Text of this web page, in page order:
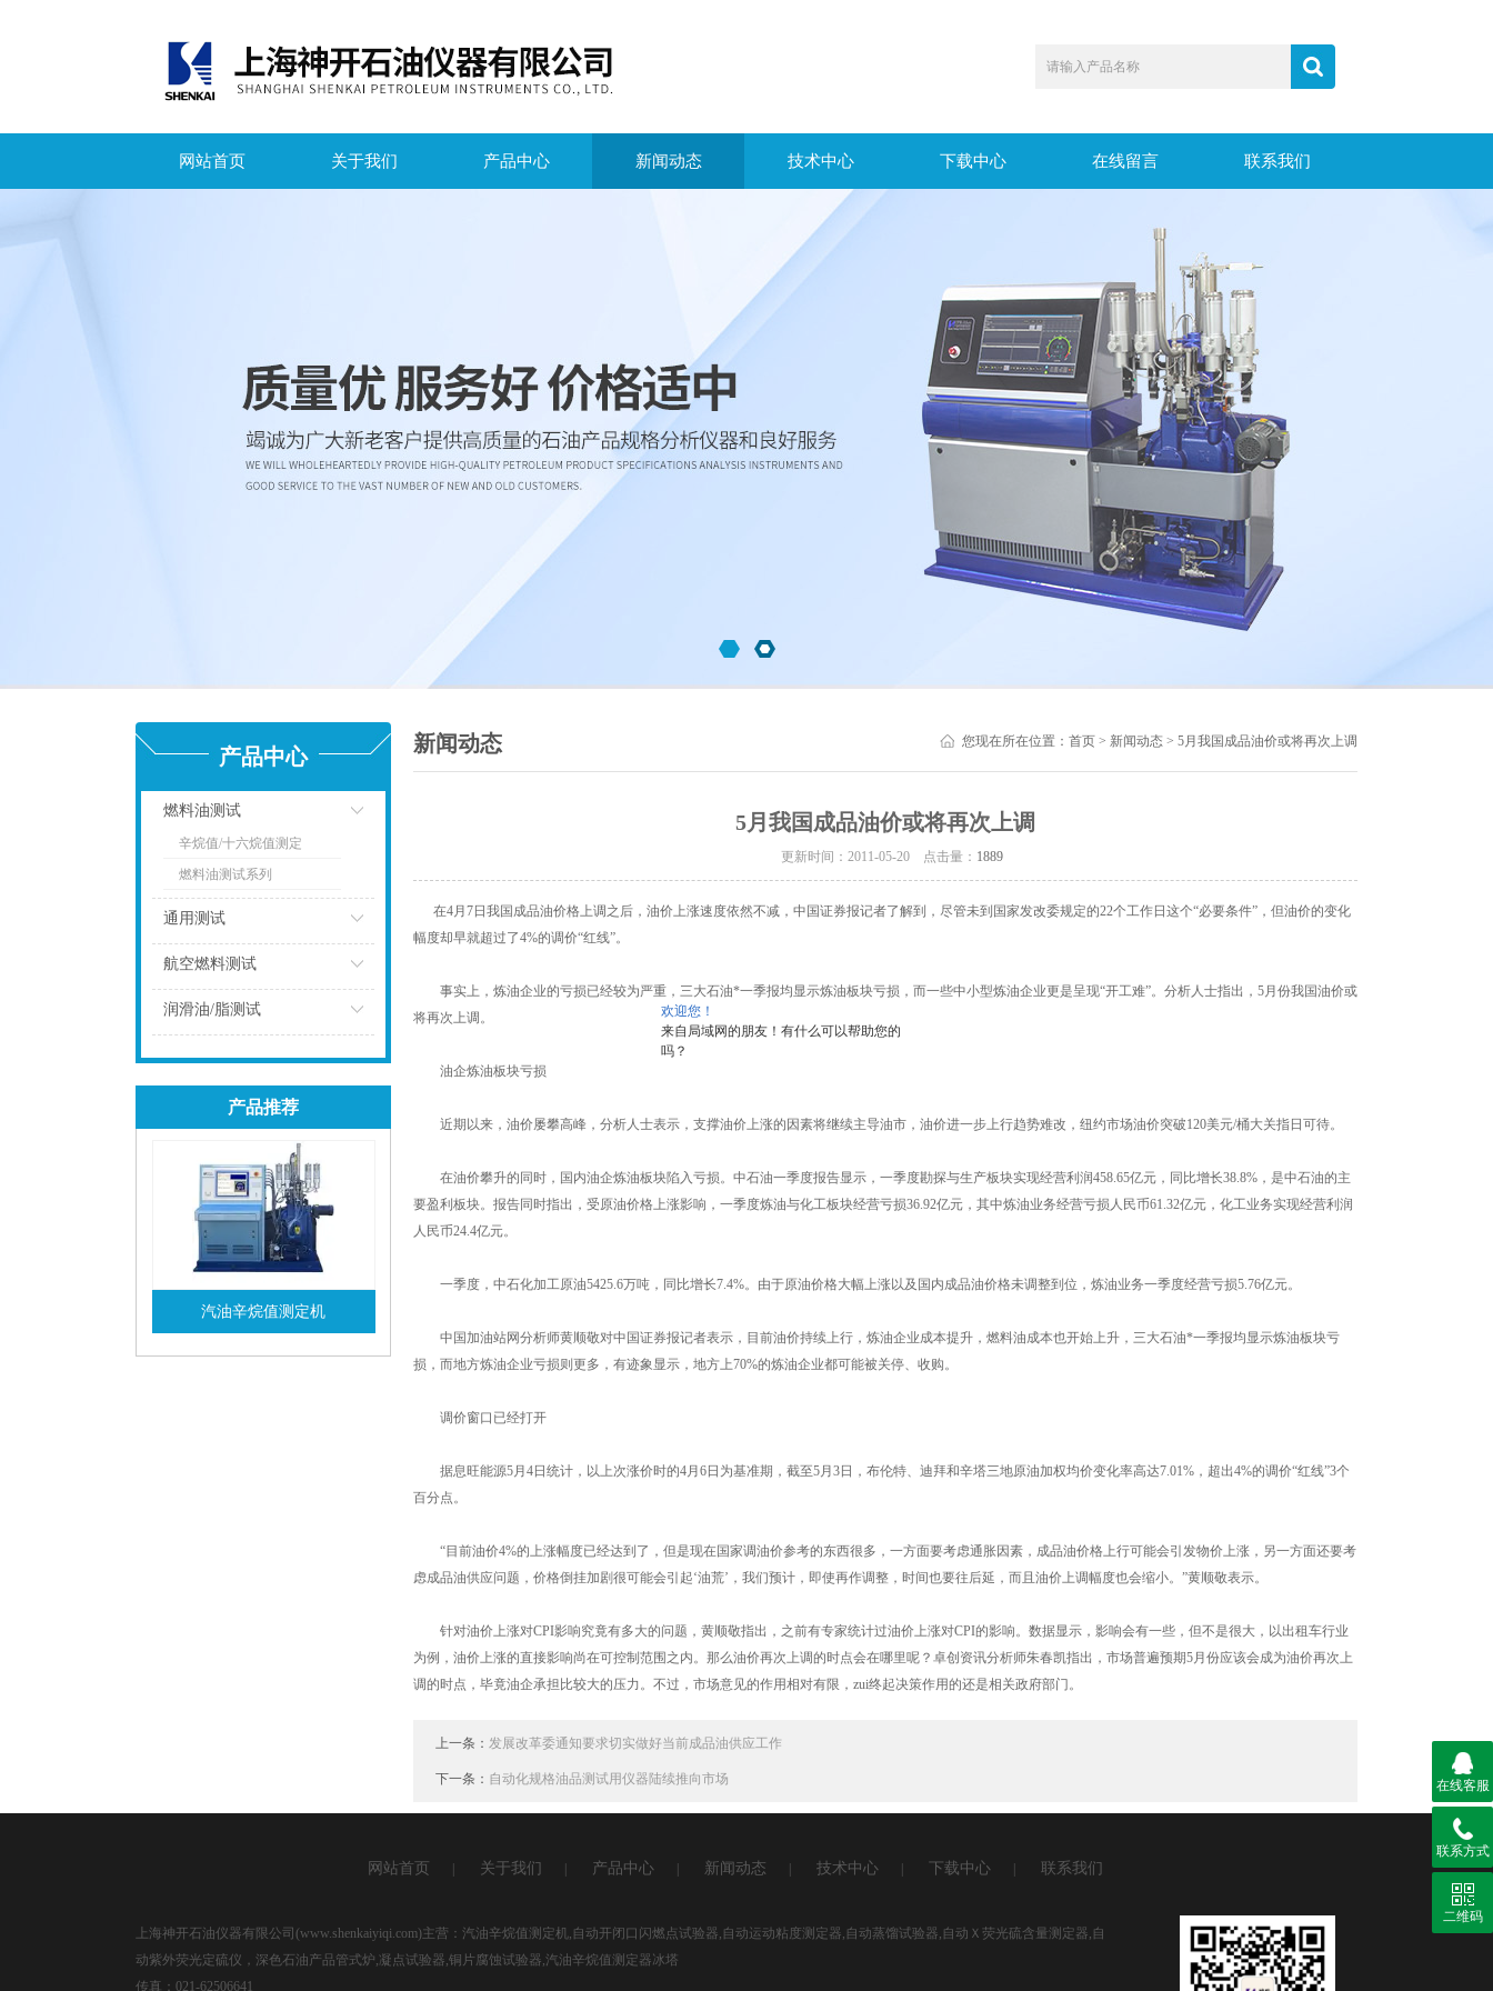
欢迎您！
来自局域网的朋友！有什么可以帮助您的
吗？
网站首页 关于我们 产品中心 新闻动态 技术中心 下载中心 在线留言 联系我们
产品中心
燃料油测试
点击
辛烷值/十六烷值测定
燃料油测试系列
通用测试
航空燃料测试
润滑油/脂测试
产品推荐
汽油辛烷值测定机
查看详情
新闻动态 您现在所在位置： 首页 > 新闻动态 > 5月我国成品油价或将再次上调
5月我国成品油价或将再次上调
更新时间：2011-05-20 点击量： 1889
在4月7日我国成品油价格上调之后，油价上涨速度依然不减，中国证券报记者了解到，尽管未到国家发改委规定的22个工作日这个“必要条件”，但油价的变化
幅度却早就超过了4%的调价“红线”。
事实上，炼油企业的亏损已经较为严重，三大石油*一季报均显示炼油板块亏损，而一些中小型炼油企业更是呈现“开工难”。分析人士指出，5月份我国油价或
将再次上调。
油企炼油板块亏损
近期以来，油价屡攀高峰，分析人士表示，支撑油价上涨的因素将继续主导油市，油价进一步上行趋势难改，纽约市场油价突破120美元/桶大关指日可待。
在油价攀升的同时，国内油企炼油板块陷入亏损。中石油一季度报告显示，一季度勘探与生产板块实现经营利润458.65亿元，同比增长38.8%，是中石油的主
要盈利板块。报告同时指出，受原油价格上涨影响，一季度炼油与化工板块经营亏损36.92亿元，其中炼油业务经营亏损人民币61.32亿元，化工业务实现经营利润
人民币24.4亿元。
一季度，中石化加工原油5425.6万吨，同比增长7.4%。由于原油价格大幅上涨以及国内成品油价格未调整到位，炼油业务一季度经营亏损5.76亿元。
中国加油站网分析师黄顺敬对中国证券报记者表示，目前油价持续上行，炼油企业成本提升，燃料油成本也开始上升，三大石油*一季报均显示炼油板块亏
损，而地方炼油企业亏损则更多，有迹象显示，地方上70%的炼油企业都可能被关停、收购。
调价窗口已经打开
据息旺能源5月4日统计，以上次涨价时的4月6日为基准期，截至5月3日，布伦特、迪拜和辛塔三地原油加权均价变化率高达7.01%，超出4%的调价“红线”3个
百分点。
“目前油价4%的上涨幅度已经达到了，但是现在国家调油价参考的东西很多，一方面要考虑通胀因素，成品油价格上行可能会引发物价上涨，另一方面还要考
虑成品油供应问题，价格倒挂加剧很可能会引起‘油荒’，我们预计，即使再作调整，时间也要往后延，而且油价上调幅度也会缩小。”黄顺敬表示。
针对油价上涨对CPI影响究竟有多大的问题，黄顺敬指出，之前有专家统计过油价上涨对CPI的影响。数据显示，影响会有一些，但不是很大，以出租车行业
为例，油价上涨的直接影响尚在可控制范围之内。那么油价再次上调的时点会在哪里呢？卓创资讯分析师朱春凯指出，市场普遍预期5月份应该会成为油价再次上
调的时点，毕竟油企承担比较大的压力。不过，市场意见的作用相对有限，zui终起决策作用的还是相关政府部门。
上一条： 发展改革委通知要求切实做好当前成品油供应工作
下一条： 自动化规格油品测试用仪器陆续推向市场
网站首页 关于我们 产品中心 新闻动态 技术中心 下载中心 联系我们
上海神开石油仪器有限公司(www.shenkaiyiqi.com)主营：汽油辛烷值测定机,自动开闭口闪燃点试验器,自动运动粘度测定器,自动蒸馏试验器,自动Ｘ荧光硫含量测定器,自
动紫外荧光定硫仪，深色石油产品管式炉,凝点试验器,铜片腐蚀试验器,汽油辛烷值测定器冰塔
传真：021-62506641
在线客服
联系方式
二维码